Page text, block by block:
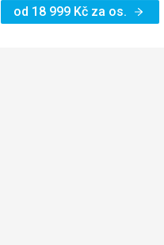
od 18 999 Kč za os.